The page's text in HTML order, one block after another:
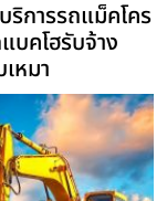
ริการรถแม็คโคร
บคโฮรับจ้าง
หมา